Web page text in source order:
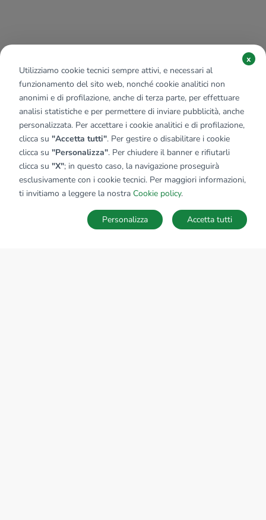
SALVA RICERCA
Utilizziamo cookie tecnici sempre attivi, e necessari al
funzionamento del sito web, nonché cookie analitici non
anonimi e di profilazione, anche di terza parte, per effettuare
analisi statistiche e per permettere di inviare pubblicità, anche
personalizzata. Per accettare i cookie analitici e di profilazione,
clicca su "Accetta tutti". Per gestire o disabilitare i cookie
clicca su "Personalizza". Per chiudere il banner e rifiutarli
clicca su "X"; in questo caso, la navigazione proseguirà
esclusivamente con i cookie tecnici. Per maggiori informazioni,
ti invitiamo a leggere la nostra Cookie policy.
x
Accetta tutti
Personalizza